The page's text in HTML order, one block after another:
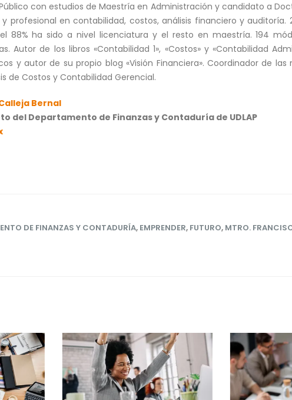
con estudios de Maestría en Administración y candidato a
profesional en contabilidad, costos, análisis financiero y auditoría.
88% ha sido a nivel licenciatura y el resto en maestría. 194
Autor de los libros «Contabilidad 1», «Costos» y «Contabilidad
y autor de su propio blog «Visión Financiera». Coordinador de
de Costos y Contabilidad Gerencial.
Bernal
del Departamento de Finanzas y Contaduría de UDLAP
DE FINANZAS Y CONTADURÍA, EMPRENDER, FUTURO, MTRO.